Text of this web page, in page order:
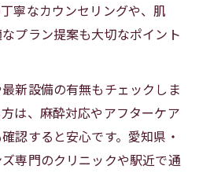
寧なカウンセリングや、肌
プラン提案も大切なポイント
新設備の有無もチェックしま
は、麻酔対応やアフターケア
認すると安心です。愛知県・
専門のクリニックや駅近で通